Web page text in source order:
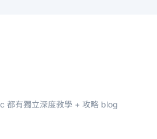
都有獨立深度教學 + 攻略 blog